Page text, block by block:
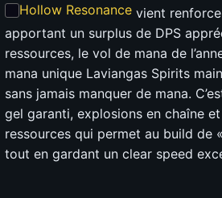
Hollow Resonance vient
apportant un surplus de DPS
ressources, le vol de mana de
mana unique Laviangas Spirits
sans jamais manquer de mana.
gel garanti, explosions en chaîne
ressources qui permet au build de
tout en gardant un clear speed